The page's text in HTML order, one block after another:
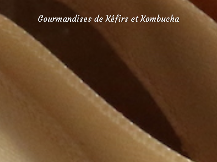
Gourmandises de Kéfirs et Kombucha